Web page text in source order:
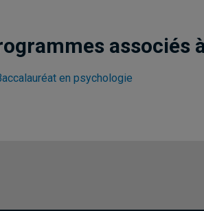
associés
en psychologie